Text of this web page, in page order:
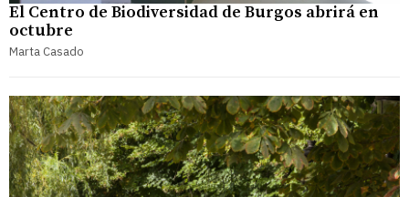
El Centro de Biodiversidad de Burgos abrirá en
octubre
Marta Casado